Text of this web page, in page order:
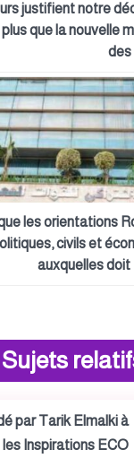
justifient notre
plus que la nouvelle
les orientations
civils et
auxquelles
Sujets
par Tarik Elmalki à
les Inspirations ECO